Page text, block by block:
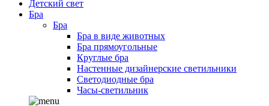
Детский свет
Бра
Бра
Бра в виде животных
Бра прямоугольные
Круглые бра
Настенные дизайнерские светильники
Светодиодные бра
Часы-светильник